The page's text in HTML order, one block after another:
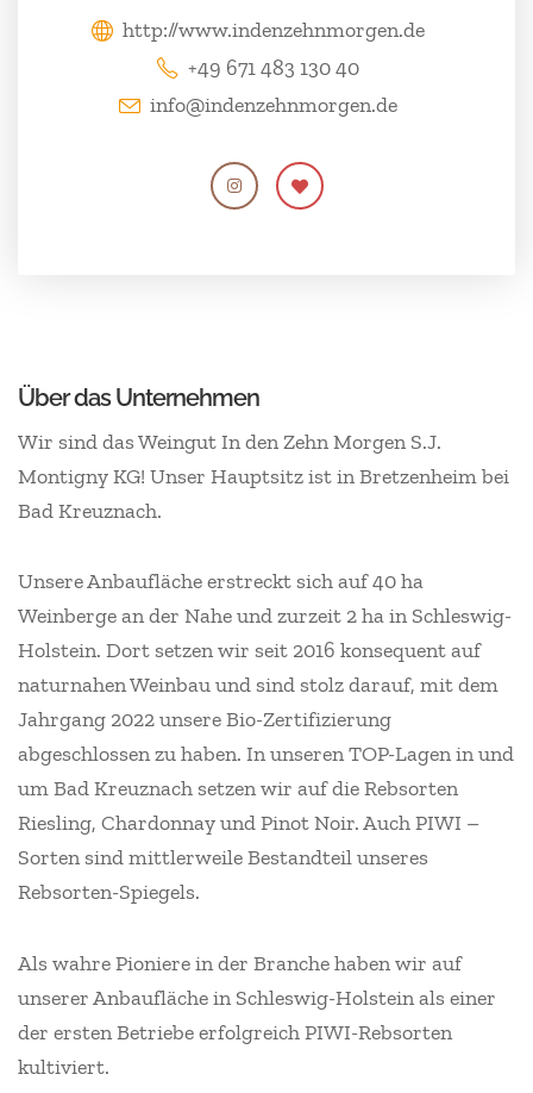
http://www.indenzehnmorgen.de
+49 671 483 130 40
info@indenzehnmorgen.de
Über das Unternehmen
Wir sind das Weingut In den Zehn Morgen S.J.
Montigny KG! Unser Hauptsitz ist in Bretzenheim bei
Bad Kreuznach.
Unsere Anbaufläche erstreckt sich auf 40 ha
Weinberge an der Nahe und zurzeit 2 ha in Schleswig-
Holstein. Dort setzen wir seit 2016 konsequent auf
naturnahen Weinbau und sind stolz darauf, mit dem
Jahrgang 2022 unsere Bio-Zertifizierung
abgeschlossen zu haben. In unseren TOP-Lagen in und
um Bad Kreuznach setzen wir auf die Rebsorten
Riesling, Chardonnay und Pinot Noir. Auch PIWI –
Sorten sind mittlerweile Bestandteil unseres
Rebsorten-Spiegels.
Als wahre Pioniere in der Branche haben wir auf
unserer Anbaufläche in Schleswig-Holstein als einer
der ersten Betriebe erfolgreich PIWI-Rebsorten
kultiviert.